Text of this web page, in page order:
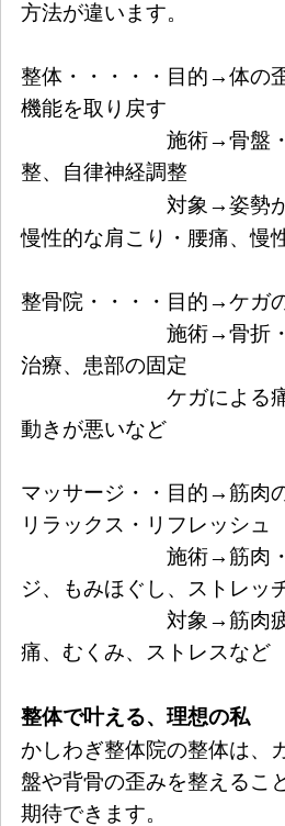
方法が違います。
整体・・・・・目的→体の
機能を取り戻す
施術→骨盤・背骨
整、自律神経調整
対象 →姿勢
慢性的な肩こり・腰痛、慢
整骨院・・・・目的→ケガ
施術→骨折・脱臼
治療、患部の固定
ケガによる痛み、
動きが悪いなど
マッサージ・・目的→筋肉
リラックス・リフレッシュ
施術→筋肉・関節
ジ、もみほぐし、ストレッ
対象→筋肉疲労、
痛、むくみ、ストレスなど
整体で叶える、理想の私
かしわぎ整体院の整体は、
盤や背骨の歪みを整えるこ
期待できます。